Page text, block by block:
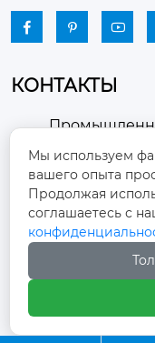
  
КОНТАКТЫ

район
Шаньдун
 winston-
+86-
 +86
Мы используем
вашего опыта
Продолжая
соглашаетесь с